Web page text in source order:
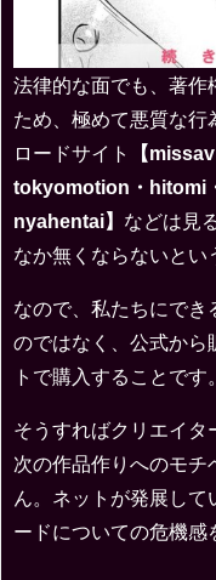
法律的な面でも、著作
ため、極めて悪質な行
ロードサイト
【
tokyomotion・hitomi
nyahentai】 などは見
なか無くならないとい
なので、私たちにでき
のではなく、公式から
トで購入することです。
そうすればクリエイタ
次の作品作りへのモチ
ん。ネットが発展して
ードについての危機感